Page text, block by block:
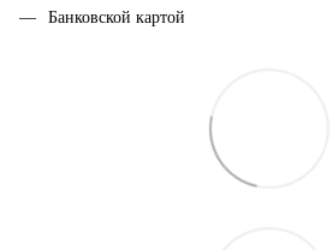
Банковской картой